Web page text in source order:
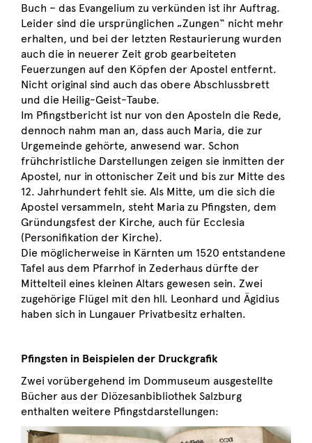
Buch – das Evangelium zu verkünden ist ihr Auftrag.
Leider sind die ursprünglichen „Zungen“ nicht mehr
erhalten, und bei der letzten Restaurierung wurden
auch die in neuerer Zeit grob gearbeiteten
Feuerzungen auf den Köpfen der Apostel entfernt.
Nicht original sind auch das obere Abschlussbrett
und die Heilig-Geist-Taube.
Im Pfingstbericht ist nur von den Aposteln die Rede,
dennoch nahm man an, dass auch Maria, die zur
Urgemeinde gehörte, anwesend war. Schon
frühchristliche Darstellungen zeigen sie inmitten der
Apostel, nur in ottonischer Zeit und bis zur Mitte des
12. Jahrhundert fehlt sie. Als Mitte, um die sich die
Apostel versammeln, steht Maria zu Pfingsten, dem
Gründungsfest der Kirche, auch für Ecclesia
(Personifikation der Kirche).
Die möglicherweise in Kärnten um 1520 entstandene
Tafel aus dem Pfarrhof in Zederhaus dürfte der
Mittelteil eines kleinen Altars gewesen sein. Zwei
zugehörige Flügel mit den hll. Leonhard und Ägidius
haben sich in Lungauer Privatbesitz erhalten.
Pfingsten in Beispielen der Druckgrafik
Zwei vorübergehend im Dommuseum ausgestellte
Bücher aus der Diözesanbibliothek Salzburg
enthalten weitere Pfingstdarstellungen: